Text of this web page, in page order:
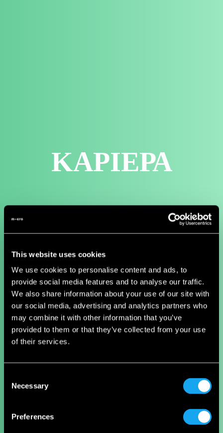
This website uses cookies
We use cookies to personalise content and ads, to
provide social media features and to analyse our traffic.
We also share information about your use of our site with
our social media, advertising and analytics partners who
may combine it with other information that you’ve
provided to them or that they’ve collected from your use
of their services.
Selection
Necessary
Preferences
ΚΑΡΙΕΡΑ